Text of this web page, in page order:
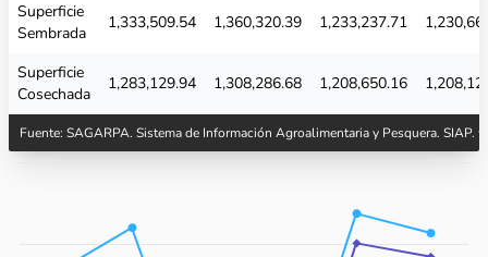
Superficie
Sembrada
1,333,509.54 1,360,320.39 1,233,237.71
Superficie
Cosechada
1,283,129.94 1,308,286.68 1,208,650.16
Fuente: SAGARPA. Sistema de Información Agroalimentaria y Pesquera. SIAP.